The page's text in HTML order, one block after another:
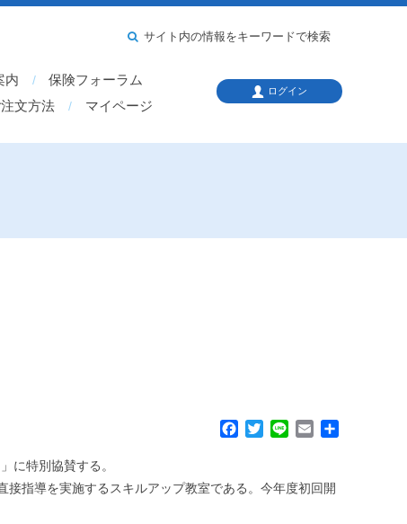
内
保険フォーラム
文方法
マイページ
サイト内の情報をキーワードで検索
ログイン
e
t
e
i
に特別協賛する。
接指導を実施するスキルアップ教室である。今年度初回開